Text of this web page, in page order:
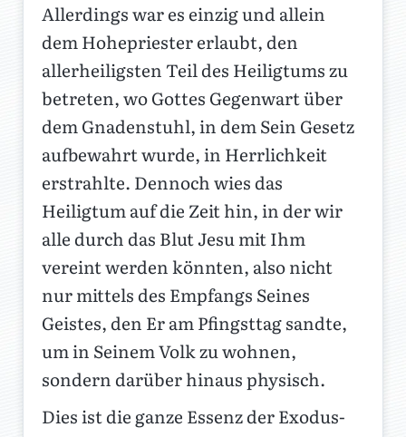
Allerdings war es einzig und allein
dem Hohepriester erlaubt, den
allerheiligsten Teil des Heiligtums zu
betreten, wo Gottes Gegenwart über
dem Gnadenstuhl, in dem Sein Gesetz
aufbewahrt wurde, in Herrlichkeit
erstrahlte. Dennoch wies das
Heiligtum auf die Zeit hin, in der wir
alle durch das Blut Jesu mit Ihm
vereint werden könnten, also nicht
nur mittels des Empfangs Seines
Geistes, den Er am Pfingsttag sandte,
um in Seinem Volk zu wohnen,
sondern darüber hinaus physisch.
Dies ist die ganze Essenz der Exodus-